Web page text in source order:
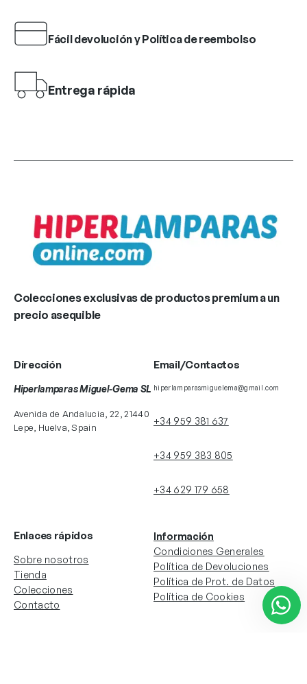
Fácil devolución y Política de reembolso
Entrega rápida
Colecciones exclusivas de productos premium a un
precio asequible
Dirección
Hiperlamparas Miguel-Gema SL
Avenida de Andalucia, 22, 21440
Lepe, Huelva, Spain
Email/Contactos
hiperlamparasmiguelema@gmail.com
+34 959 381 637
+34 959 383 805
+34 629 179 658
Enlaces rápidos
Sobre nosotros
Tienda
Colecciones
Contacto
Información
Condiciones Generales
Política de Devoluciones
Política de Prot. de Datos
Política de Cookies